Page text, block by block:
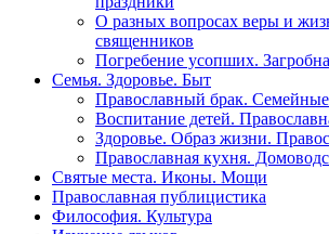
О разных вопросах веры и
священников
Погребение усопших.
Семья. Здоровье. Быт
Православный брак.
Воспитание детей.
Здоровье. Образ жизни.
Православная кухня.
Святые места. Иконы. Мощи
Православная публицистика
Философия. Культура